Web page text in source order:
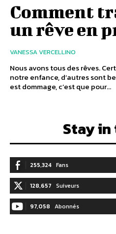
Comment
un rêve en
VANESSA VERCELLINO
Nous avons tous des rêves.
notre enfance, d’autres sont
est dommage, c’est que pour...
Stay in
255,324 Fans
128,657 Suiveurs
97,058 Abonnés